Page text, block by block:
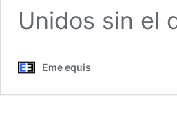
Unidos sin el
Eme equis